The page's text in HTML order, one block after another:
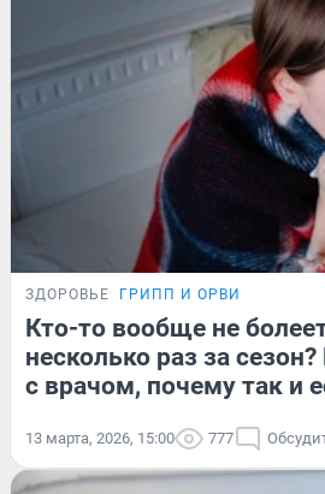
ЗДОРОВЬЕ ГРИПП И ОРВИ
Кто-то вообще не
несколько раз за
с врачом, почему так и
13 марта, 2026, 15:00 777